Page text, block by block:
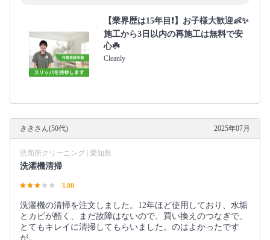
【業界歴は15年目❗️】お子様大歓迎👶✨
施工から3日以内の再施工は無料で安
心☘️
Cleanly
ききさん(50代) 2025年07月
洗面所クリーニング | 愛知県
洗濯機清掃
3.00
洗濯機の清掃を注文しました。12年ほど使用しており、水垢
とカビが酷く、まだ故障はないので、買い換えのつなぎで、
とてもキレイに清掃してもらいました。のはよかったです
が。